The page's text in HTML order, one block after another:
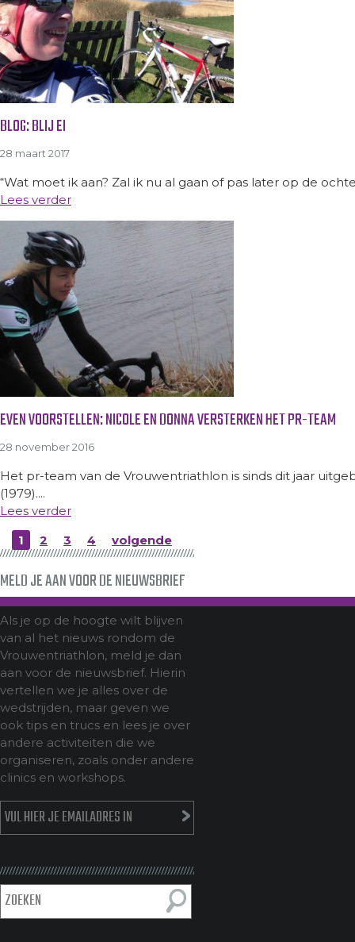
BLOG: BLIJ EI
28 maart 2017
“Wat moet ik aan? Zal ik nu al gaan of pas later op de
Lees verder
EVEN VOORSTELLEN: NICOLE EN DONNA VERSTERKEN HET PR-TEAM
28 november 2016
Het pr-team van de Vrouwentriathlon is sinds dit jaar
(1979)....
Lees verder
1
2 3 4 volgende
MELD JE AAN VOOR DE NIEUWSBRIEF
Als je op de hoogte wilt blijven
van al het nieuws rondom de
Vrouwentriathlon, meld je dan
aan voor de nieuwsbrief. Hierin
vertellen we je alles over de
wedstrijden, maar geven we
ook tips en trucs en lees je over
andere activiteiten die we
organiseren, zoals onder andere
clinics en workshops.